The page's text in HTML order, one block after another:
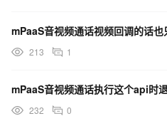
mPaaS音视频通话视频回调的话也
213 1
mPaaS音视频通话执行这个api时
232 0